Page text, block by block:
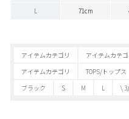
L
71cm
アイテムカテゴリ アイテムカテゴ
アイテムカテゴリ
TOPS/トップス
ブラック
S M L \